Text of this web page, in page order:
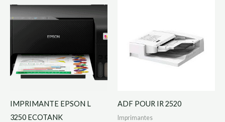
IMPRIMANTE EPSON L
3250 ECOTANK
ADF POUR IR 2520
Imprimantes